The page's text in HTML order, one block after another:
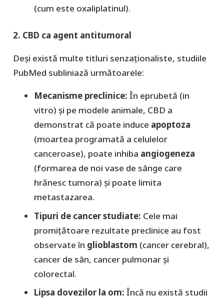
(cum este oxaliplatinul).
2. CBD ca agent antitumoral
​Deși există multe titluri senzaționaliste, studiile
PubMed subliniază următoarele:
​Mecanisme preclinice: În eprubetă (in
vitro) și pe modele animale, CBD a
demonstrat că poate induce apoptoza
(moartea programată a celulelor
canceroase), poate inhiba angiogeneza
(formarea de noi vase de sânge care
hrănesc tumora) și poate limita
metastazarea.
Tipuri de cancer studiate: Cele mai
promițătoare rezultate preclinice au fost
observate în glioblastom (cancer cerebral),
cancer de sân, cancer pulmonar și
colorectal.
Lipsa dovezilor la om: Încă nu există studii